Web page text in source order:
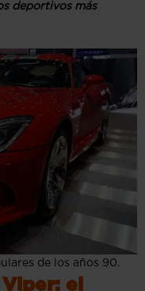
deportivos más
de los años 90.
el